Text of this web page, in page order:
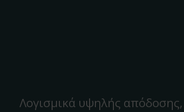
Λογισμικά υψηλής